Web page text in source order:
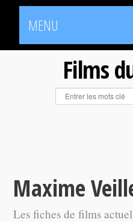
MENU
Films
Maxime
Les fiches de films